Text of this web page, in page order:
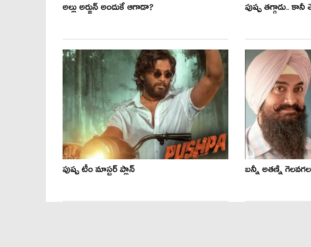
అల్లు అర్జున్ అందుకే ఆగాడా? పుష్ప తగ్గాడు..
పుష్ప టీం మాస్ట‌ర్ ప్లాన్ బన్నీ అతణ్ని